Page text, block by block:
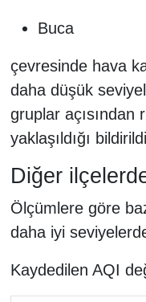
Buca
çevresinde hava
daha düşük
gruplar açısından
yaklaşıldığı
Diğer
Ölçümlere göre
daha iyi
Kaydedilen AQI